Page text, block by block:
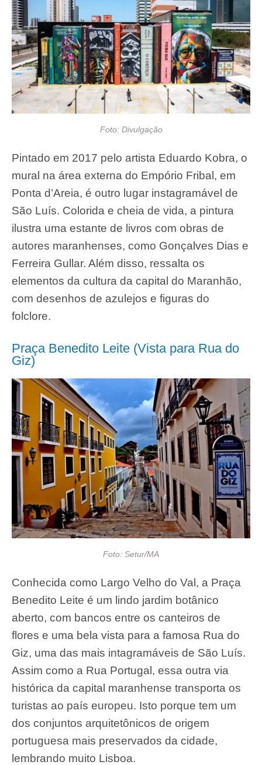
Foto: Divulgação
Pintado em 2017 pelo artista Eduardo Kobra, o
mural na área externa do Empório Fribal, em
Ponta d’Areia, é outro lugar instagramável de
São Luís. Colorida e cheia de vida, a pintura
ilustra uma estante de livros com obras de
autores maranhenses, como Gonçalves Dias e
Ferreira Gullar. Além disso, ressalta os
elementos da cultura da capital do Maranhão,
com desenhos de azulejos e figuras do
folclore.
Praça Benedito Leite (Vista para Rua do
Giz)
Foto: Setur/MA
Conhecida como Largo Velho do Val, a Praça
Benedito Leite é um lindo jardim botânico
aberto, com bancos entre os canteiros de
flores e uma bela vista para a famosa Rua do
Giz, uma das mais intagramáveis de São Luís.
Assim como a Rua Portugal, essa outra via
histórica da capital maranhense transporta os
turistas ao país europeu. Isto porque tem um
dos conjuntos arquitetônicos de origem
portuguesa mais preservados da cidade,
lembrando muito Lisboa.